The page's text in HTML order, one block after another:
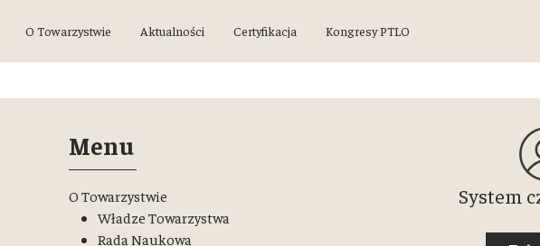
O Towarzystwie Aktualności Certyfikacja Kongresy PTLO
Menu
O Towarzystwie
Władze Towarzystwa
Rada Naukowa
System